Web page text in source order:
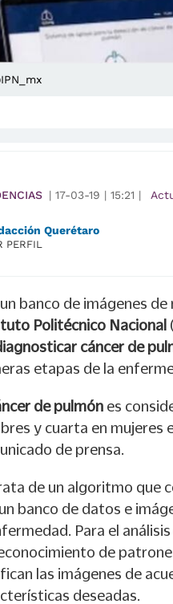
| 17-03-19 | 15:21 |
Querétaro
PERFIL
banco de imágenes
Politécnico Nacional
cáncer de
etapas de la
de pulmón es
y cuarta en mujeres
de prensa.
de un algoritmo que
banco de datos e
Para el
de
las imágenes de
deseadas.